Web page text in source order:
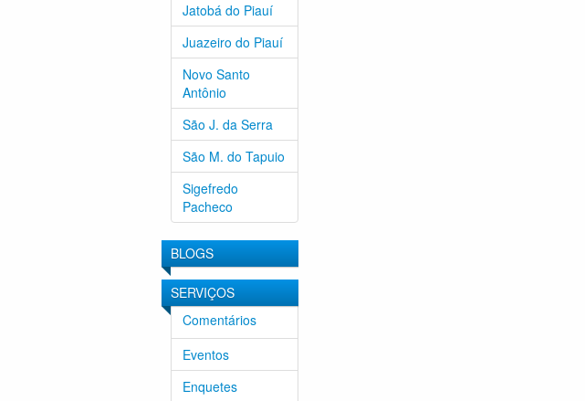
Jatobá do Piauí
Juazeiro do Piauí
Novo Santo
Antônio
São J. da Serra
São M. do Tapuio
Sigefredo
Pacheco
BLOGS
SERVIÇOS
Comentários
Eventos
Enquetes